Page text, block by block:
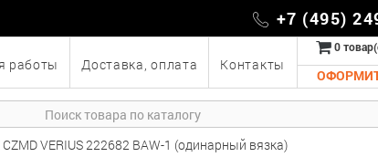
+7 (495)
работы Доставка, оплата Контакты
0
VERIUS 222682 BAW-1 (одинарный вязка)